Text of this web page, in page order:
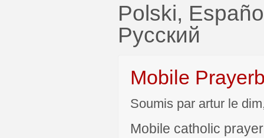
Polski,
Русский
Mobile
Soumis par artur le
Mobile catholic